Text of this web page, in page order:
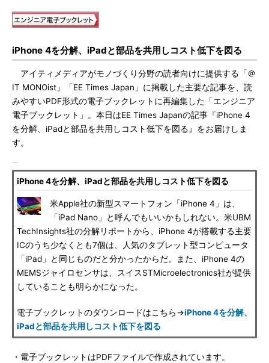
iPhone 4を分解、iPadと部品を共用しコスト低下を図る
アイティメディアがモノづくり分野の読者向けに提供する「＠
IT MONOist」「EE Times Japan」に掲載した主要な記事を、読
みやすいPDF形式の電子ブックレットに再編集した「エンジニア
電子ブックレット」。本日はEE Times Japanの記事『iPhone 4
を分解、iPadと部品を共用しコスト低下を図る』をお届けしま
す。
iPhone 4を分解、iPadと部品を共用しコスト低下を図る
米Apple社の新型スマートフォン「iPhone 4」は、
「iPad Nano」と呼んでもいいかもしれない。米UBM
TechInsights社の分解リポートから、iPhone 4が搭載する主要
ICのうち少なくとも7個は、人気のタブレット型コンピュータ
「iPad」と同じものだと分かったからだ。また、iPhone 4の
MEMSジャイロセンサは、スイスSTMicroelectronics社が提供
していることも明らかになった。
電子ブックレットのダウンロードはこちら→iPhone 4を分解、
iPadと部品を共用しコスト低下を図る
・電子ブックレットはPDFファイルで作成されています。